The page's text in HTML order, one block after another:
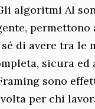
algoritmi AI
permettono
di avere tra le
sicura ed
sono
per chi